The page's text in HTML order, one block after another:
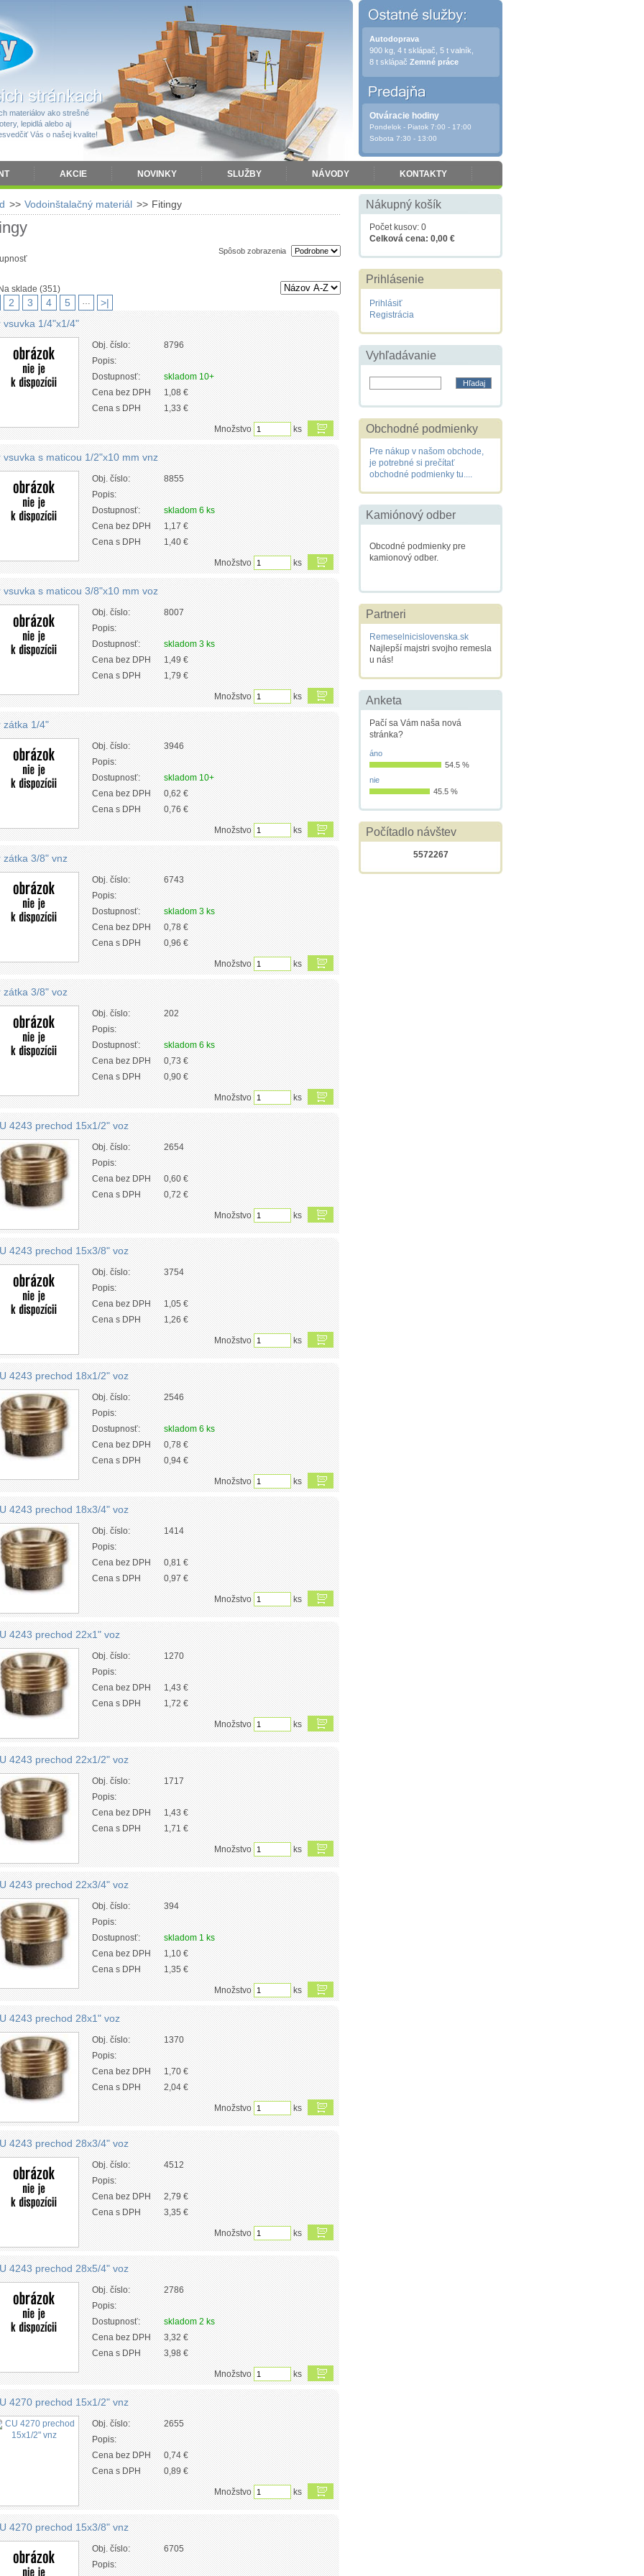
materiálov ako strešné
lepidlá alebo aj
Vás o našej kvalite!
AKCIE NOVINKY SLUŽBY NÁVODY KONTAKTY
Autodoprava
900 kg, 4 t sklápač, 5 t valník,
8 t sklápač Zemné práce
Otváracie hodiny
Pondelok - Piatok 7:00 - 17:00
Sobota 7:30 - 13:00
>> Vodoinštalačný materiál >> Fitingy
Spôsob zobrazenia
sklade (351)
2 3 4 5 …
>|
vsuvka 1/4"x1/4"
Obj. číslo:
8796
Popis:
Dostupnosť:
skladom 10+
Cena bez DPH
1,08 €
Cena s DPH
1,33 €
Množstvo ks
vsuvka s maticou 1/2"x10 mm vnz
Obj. číslo:
8855
Popis:
Dostupnosť:
skladom 6 ks
Cena bez DPH
1,17 €
Cena s DPH
1,40 €
Množstvo ks
vsuvka s maticou 3/8"x10 mm voz
Obj. číslo:
8007
Popis:
Dostupnosť:
skladom 3 ks
Cena bez DPH
1,49 €
Cena s DPH
1,79 €
Množstvo ks
zátka 1/4"
Obj. číslo:
3946
Popis:
Dostupnosť:
skladom 10+
Cena bez DPH
0,62 €
Cena s DPH
0,76 €
Množstvo ks
zátka 3/8" vnz
Obj. číslo:
6743
Popis:
Dostupnosť:
skladom 3 ks
Cena bez DPH
0,78 €
Cena s DPH
0,96 €
Množstvo ks
zátka 3/8" voz
Obj. číslo:
202
Popis:
Dostupnosť:
skladom 6 ks
Cena bez DPH
0,73 €
Cena s DPH
0,90 €
Množstvo ks
4243 prechod 15x1/2" voz
Obj. číslo:
2654
Popis:
Cena bez DPH
0,60 €
Cena s DPH
0,72 €
Množstvo ks
4243 prechod 15x3/8" voz
Obj. číslo:
3754
Popis:
Cena bez DPH
1,05 €
Cena s DPH
1,26 €
Množstvo ks
4243 prechod 18x1/2" voz
Obj. číslo:
2546
Popis:
Dostupnosť:
skladom 6 ks
Cena bez DPH
0,78 €
Cena s DPH
0,94 €
Množstvo ks
4243 prechod 18x3/4" voz
Obj. číslo:
1414
Popis:
Cena bez DPH
0,81 €
Cena s DPH
0,97 €
Množstvo ks
4243 prechod 22x1" voz
Obj. číslo:
1270
Popis:
Cena bez DPH
1,43 €
Cena s DPH
1,72 €
Množstvo ks
4243 prechod 22x1/2" voz
Obj. číslo:
1717
Popis:
Cena bez DPH
1,43 €
Cena s DPH
1,71 €
Množstvo ks
4243 prechod 22x3/4" voz
Obj. číslo:
394
Popis:
Dostupnosť:
skladom 1 ks
Cena bez DPH
1,10 €
Cena s DPH
1,35 €
Množstvo ks
4243 prechod 28x1" voz
Obj. číslo:
1370
Popis:
Cena bez DPH
1,70 €
Cena s DPH
2,04 €
Množstvo ks
4243 prechod 28x3/4" voz
Obj. číslo:
4512
Popis:
Cena bez DPH
2,79 €
Cena s DPH
3,35 €
Množstvo ks
4243 prechod 28x5/4" voz
Obj. číslo:
2786
Popis:
Dostupnosť:
skladom 2 ks
Cena bez DPH
3,32 €
Cena s DPH
3,98 €
Množstvo ks
4270 prechod 15x1/2" vnz
Obj. číslo:
2655
Popis:
Cena bez DPH
0,74 €
Cena s DPH
0,89 €
Množstvo ks
4270 prechod 15x3/8" vnz
Obj. číslo:
6705
Popis:
Nákupný košík
Počet kusov: 0
Celková cena: 0,00 €
Prihlásenie
Prihlásiť
Registrácia
Vyhľadávanie
Obchodné podmienky
Pre nákup v našom obchode,
je potrebné si prečítať
obchodné podmienky tu....
Kamiónový odber
Obcodné podmienky pre
kamionový odber.
Partneri
Remeselnicislovenska.sk
Najlepší majstri svojho remesla
u nás!
Anketa
Pačí sa Vám naša nová
stránka?
áno
54.5 %
nie
45.5 %
Počítadlo návštev
5572267